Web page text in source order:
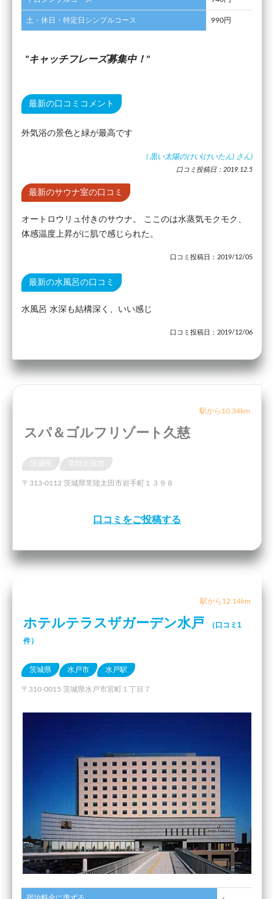
土・休日・特定日シンプルコース 990円
キャッチフレーズ募集中！
最新の口コミコメント
外気浴の景色と緑が最高です
( 黒い太陽のけい(けいたん) さん)
口コミ投稿日：2019.12.5
最新のサウナ室の口コミ
オートロウリュ付きのサウナ。 ここのは水蒸気モクモク、
体感温度上昇がに肌で感じられた。
口コミ投稿日：2019/12/05
最新の水風呂の口コミ
水風呂 水深も結構深く、いい感じ
口コミ投稿日：2019/12/06
駅から10.34km
スパ＆ゴルフリゾート久慈
〒313-0112 茨城県常陸太田市岩手町１３９８
口コミをご投稿する
駅から12.14km
ホテルテラスザガーデン水戸
（口コミ1
件）
茨城県 水戸市 水戸駅
〒310-0015 茨城県水戸市宮町１丁目７